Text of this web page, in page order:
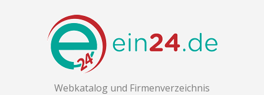
Webkatalog und Firmenverzeichnis